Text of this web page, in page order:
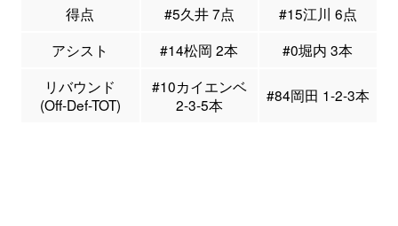
得点 #5久井 7点
#15江川 6点
アシスト
#14松岡 2本
#0堀内 3本
リバウンド
(Off-Def-TOT)
#10カイエンベ
2-3-5本
#84岡田 1-2-3本